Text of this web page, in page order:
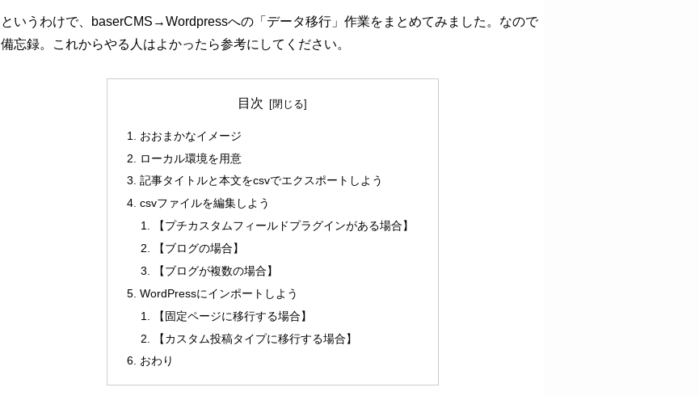
というわけで、baserCMS→Wordpressへの「データ移行」作業をまとめてみました。なので
備忘録。これからやる人はよかったら参考にしてください。
目次
おおまかなイメージ
ローカル環境を用意
記事タイトルと本文をcsvでエクスポートしよう
csvファイルを編集しよう
【プチカスタムフィールドプラグインがある場合】
【ブログの場合】
【ブログが複数の場合】
WordPressにインポートしよう
【固定ページに移行する場合】
【カスタム投稿タイプに移行する場合】
おわり